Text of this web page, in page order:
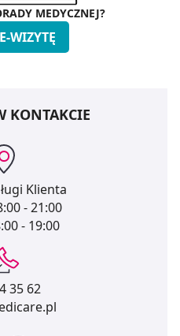
MEDYCZNEJ?
WIZYTĘ
KONTAKCIE
Klienta
- 21:00
- 19:00
35 62